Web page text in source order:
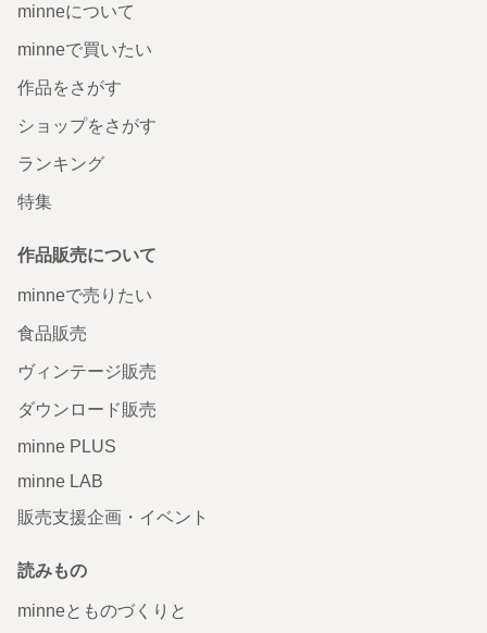
minneについて
minneで買いたい
作品をさがす
ショップをさがす
ランキング
特集
作品販売について
minneで売りたい
食品販売
ヴィンテージ販売
ダウンロード販売
minne PLUS
minne LAB
販売支援企画・イベント
読みもの
minneとものづくりと